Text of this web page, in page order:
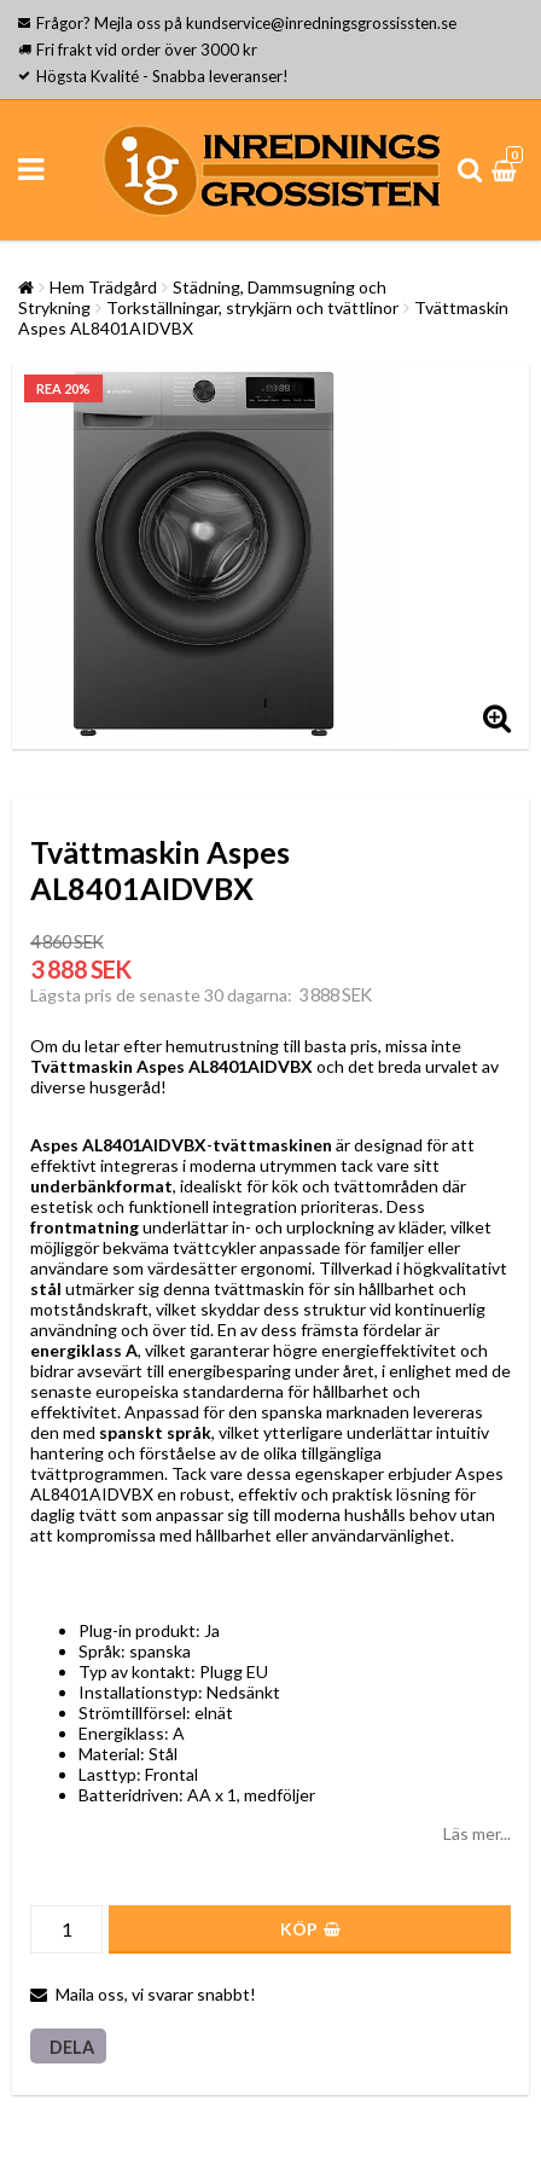
Frågor? Mejla oss på kundservice@inredningsgrossissten.se
Fri frakt vid order över 3000 kr
Högsta Kvalité - Snabba leveranser!
0
Hem Trädgård
Städning, Dammsugning och
Strykning
Torkställningar, strykjärn och tvättlinor
Tvättmaskin
Aspes AL8401AIDVBX
REA 20%
Tvättmaskin Aspes
AL8401AIDVBX
4 860 SEK
3 888 SEK
Lägsta pris de senaste 30 dagarna 3 888 SEK
Om du letar efter hemutrustning till basta pris, missa inte
Tvättmaskin Aspes AL8401AIDVBX och det breda urvalet av
diverse husgeråd!
Aspes AL8401AIDVBX-tvättmaskinen är designad för att
effektivt integreras i moderna utrymmen tack vare sitt
underbänkformat, idealiskt för kök och tvättområden där
estetisk och funktionell integration prioriteras. Dess
frontmatningunderlättar in- och urplockning av kläder, vilket
möjliggör bekväma tvättcykler anpassade för familjer eller
användare som värdesätter ergonomi. Tillverkad i högkvalitativt
stål utmärker sig denna tvättmaskin för sin hållbarhet och
motståndskraft, vilket skyddar dess struktur vid kontinuerlig
användning och över tid. En av dess främsta fördelar är
energiklass A, vilket garanterar högre energieffektivitet och
bidrar avsevärt till energibesparing under året, i enlighet med de
senaste europeiska standarderna för hållbarhet och
effektivitet. Anpassad för den spanska marknaden levereras
den med spanskt språk, vilket ytterligare underlättar intuitiv
hantering och förståelse av de olika tillgängliga
tvättprogrammen. Tack vare dessa egenskaper erbjuder Aspes
AL8401AIDVBX en robust, effektiv och praktisk lösning för
daglig tvätt som anpassar sig till moderna hushålls behov utan
att kompromissa med hållbarhet eller användarvänlighet.
Plug-in produkt: Ja
Språk: spanska
Typ av kontakt: Plugg EU
Installationstyp: Nedsänkt
Strömtillförsel: elnät
Energiklass: A
Material: Stål
Lasttyp: Frontal
Batteridriven: AA x 1, medföljer
Läs mer...
KÖP
Maila oss, vi svarar snabbt!
DELA